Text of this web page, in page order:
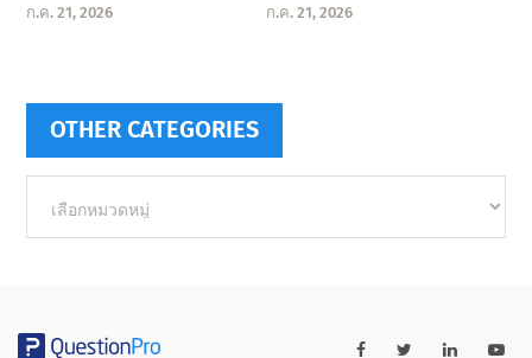
ก.ค. 21, 2026 ก.ค. 21, 2026
OTHER CATEGORIES
categories